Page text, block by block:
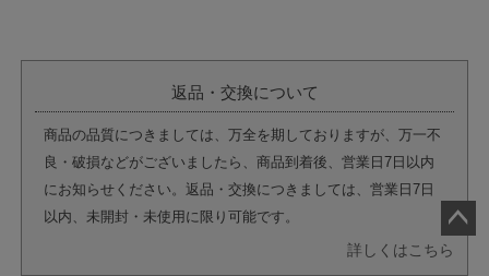
返品・交換について
商品の品質につきましては、万全を期しておりますが、万一不
良・破損などがございましたら、商品到着後、営業日7日以内
にお知らせください。返品・交換につきましては、営業日7日
以内、未開封・未使用に限り可能です。
詳しくはこちらペー